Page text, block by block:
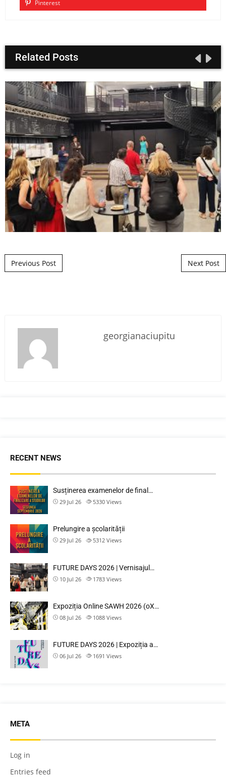
Pinterest
Related Posts
Post navigation
Previous Post Next Post
georgianaciupitu
RECENT NEWS
Susținerea examenelor de final…
29 Jul 26 5330 Views
Prelungire a școlarității
29 Jul 26 5312 Views
FUTURE DAYS 2026 | Vernisajul…
10 Jul 26 1783 Views
Expoziția Online SAWH 2026 (oX…
08 Jul 26 1088 Views
FUTURE DAYS 2026 | Expoziția a…
06 Jul 26 1691 Views
META
Log in
Entries feed